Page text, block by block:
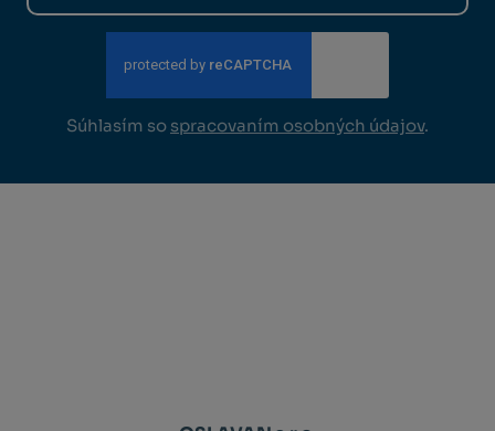
Súhlasím so spracovaním osobných údajov.